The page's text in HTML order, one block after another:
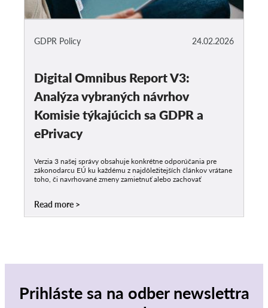
24.02.2026
GDPR Policy
Digital Omnibus Report V3:
Analýza vybraných návrhov
Komisie týkajúcich sa GDPR a
ePrivacy
Verzia 3 našej správy obsahuje konkrétne odporúčania pre
zákonodarcu EÚ ku každému z najdôležitejších článkov vrátane
toho, či navrhované zmeny zamietnuť alebo zachovať
Read more
Prihláste sa na odber newslettra